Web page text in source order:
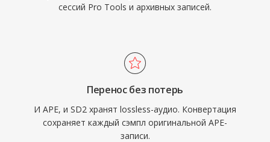
сессий Pro Tools и архивных записей.
Перенос без потерь
И APE, и SD2 хранят lossless-аудио. Конвертация
сохраняет каждый сэмпл оригинальной APE-
записи.